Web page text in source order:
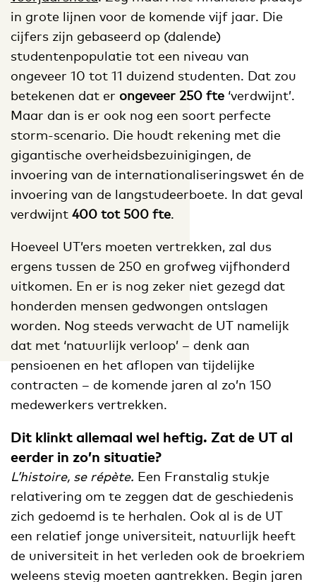
in grote lijnen voor de komende vijf jaar. Die
cijfers zijn gebaseerd op (dalende)
studentenpopulatie tot een niveau van
ongeveer 10 tot 11 duizend studenten. Dat zou
betekenen dat er ongeveer 250 fte ‘verdwijnt’.
Maar dan is er ook nog een soort perfecte
storm-scenario. Die houdt rekening met die
gigantische overheidsbezuinigingen, de
invoering van de internationaliseringswet én de
invoering van de langstudeerboete. In dat geval
verdwijnt 400 tot 500 fte.
Hoeveel UT’ers moeten vertrekken, zal dus
ergens tussen de 250 en grofweg vijfhonderd
uitkomen. En er is nog zeker niet gezegd dat
honderden mensen gedwongen ontslagen
worden. Nog steeds verwacht de UT namelijk
dat met ‘natuurlijk verloop’ – denk aan
pensioenen en het aflopen van tijdelijke
contracten – de komende jaren al zo’n 150
medewerkers vertrekken.
Dit klinkt allemaal wel heftig. Zat de UT al
eerder in zo’n situatie?
L’histoire, se répète. Een Franstalig stukje
relativering om te zeggen dat de geschiedenis
zich gedoemd is te herhalen. Ook al is de UT
een relatief jonge universiteit, natuurlijk heeft
de universiteit in het verleden ook de broekriem
weleens stevig moeten aantrekken. Begin jaren